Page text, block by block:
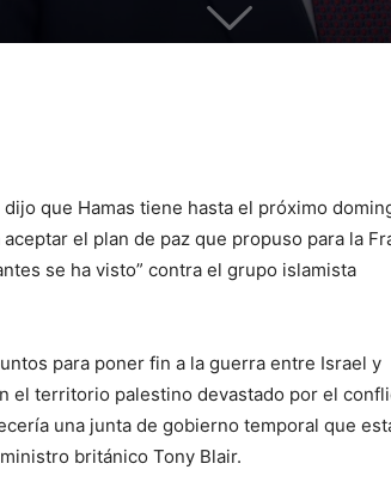
que Hamas tiene hasta el próximo
el plan de paz que propuso para la
se ha visto” contra el grupo islamista
para poner fin a la guerra entre Israel y
el territorio palestino devastado por el
una junta de gobierno temporal que
británico Tony Blair.